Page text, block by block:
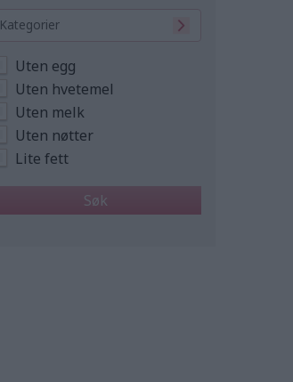
Kategorier
Uten egg
Uten hvetemel
Uten melk
Uten nøtter
Lite fett